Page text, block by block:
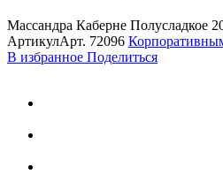
Массандра Каберне Полусладкое
АртикулАрт. 72096
В избранное Поделиться